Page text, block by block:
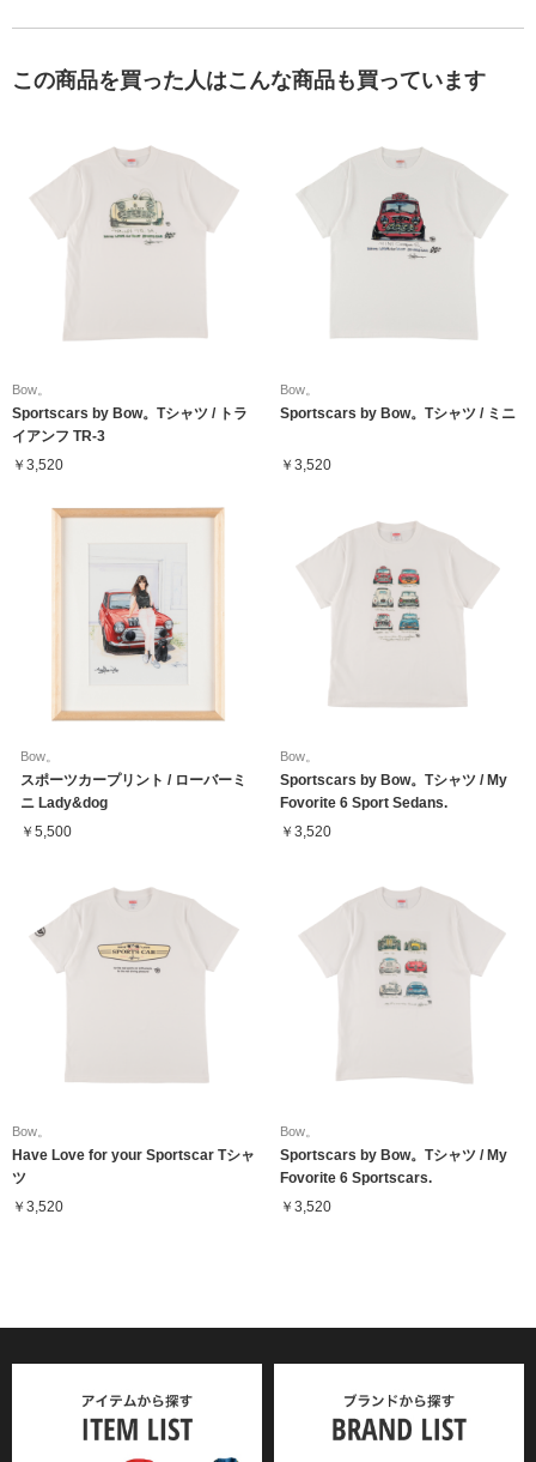
この商品を買った人はこんな商品も買っています
Bow。
Sportscars by Bow。Tシャツ / トラ
イアンフ TR-3
￥3,520
Bow。
Sportscars by Bow。Tシャツ / ミニ
￥3,520
Bow。
スポーツカープリント / ローバーミ
ニ Lady&dog
￥5,500
Bow。
Sportscars by Bow。Tシャツ / My
Fovorite 6 Sport Sedans.
￥3,520
Bow。
Have Love for your Sportscar Tシャ
ツ
￥3,520
Bow。
Sportscars by Bow。Tシャツ / My
Fovorite 6 Sportscars.
￥3,520